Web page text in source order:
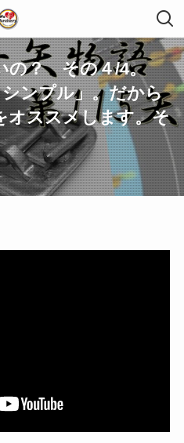
の？ その４/4。
ンプル」。だから
オススメします。そ